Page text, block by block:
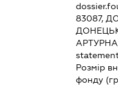
83087,
Розмір
фонду